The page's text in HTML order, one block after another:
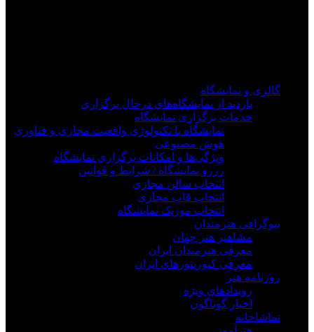
گالری و نمایشگاه
بازدید از نمایشگاه‌های درحال برگزاری
خدمات برگزاری نمایشگاه
نمایشگاه با تکنولوژی واقعیت مجازی و فناوری
هوش مصنوعی
ویژگی‌ها و امکانات برگزاری نمایشگاه
رزرو نمایشگاه / شرایط و قوانین
انتخاب سالن مجازی
انتخاب قاب مجازی
انتخاب موزیک نمایشگاه
بیوگرافی هنرمندان
مشاهیر هنر جهان
معرفی هنرمندان ایران
معرفی کیوریتورهای ایران
روزنامه هنر
رویدادهای ویژه
اخبار گوناگون
تماشاخانه